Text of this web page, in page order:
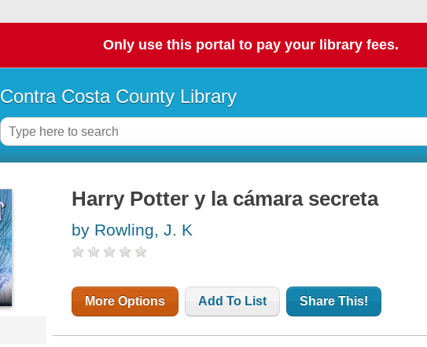
Only use this portal to pay your library fees.
Contra Costa County Library
Harry Potter y la cámara secreta
by Rowling, J. K
More Options Add To List Share This!